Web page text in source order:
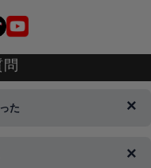
た
能です。